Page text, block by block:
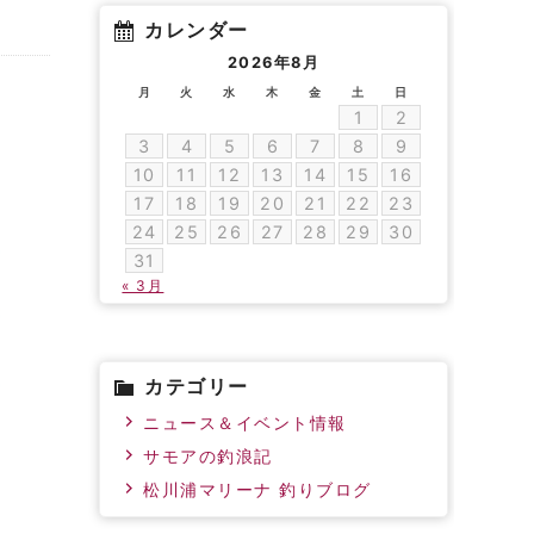
カレンダー
2026年8月
月 火 水 木 金 土 日
1
2
3
4 5 6 7 8
9
10
11 12 13 14 15
16
17
18 19 20 21 22
23
24
25 26 27 28 29
30
31
« 3月
カテゴリー
ニュース＆イベント情報
サモアの釣浪記
松川浦マリーナ 釣りブログ